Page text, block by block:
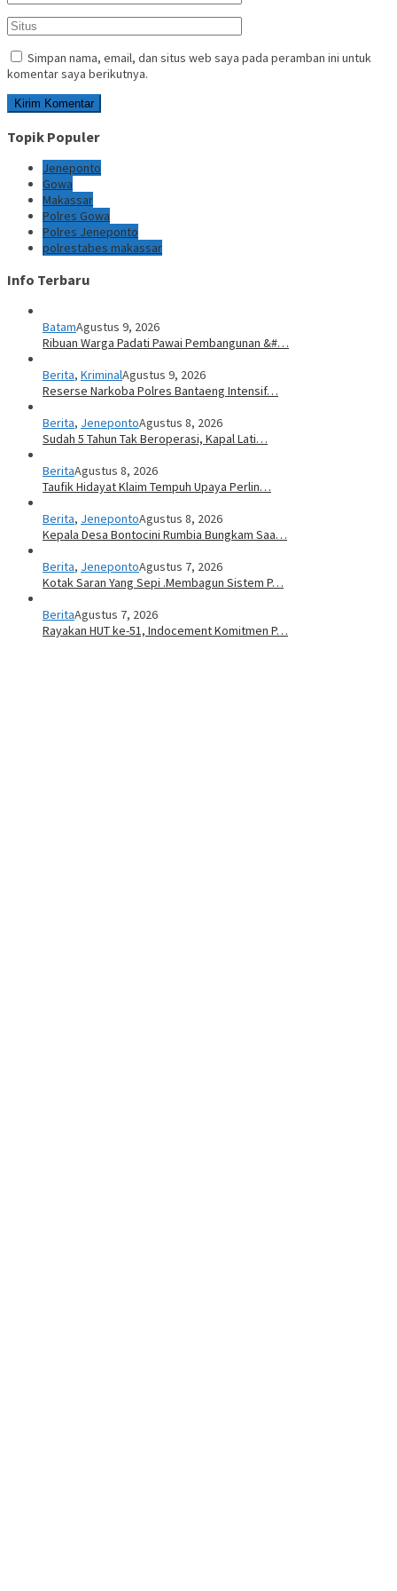
Simpan nama, email, dan situs web saya pada peramban ini untuk
komentar saya berikutnya.
Topik Populer
Jeneponto
Gowa
Makassar
Polres Gowa
Polres Jeneponto
polrestabes makassar
Info Terbaru
BatamAgustus 9, 2026
Ribuan Warga Padati Pawai Pembangunan &#…
Berita, KriminalAgustus 9, 2026
Reserse Narkoba Polres Bantaeng Intensif…
Berita, JenepontoAgustus 8, 2026
Sudah 5 Tahun Tak Beroperasi, Kapal Lati…
BeritaAgustus 8, 2026
Taufik Hidayat Klaim Tempuh Upaya Perlin…
Berita, JenepontoAgustus 8, 2026
Kepala Desa Bontocini Rumbia Bungkam Saa…
Berita, JenepontoAgustus 7, 2026
Kotak Saran Yang Sepi .Membagun Sistem P…
BeritaAgustus 7, 2026
Rayakan HUT ke-51, Indocement Komitmen P…